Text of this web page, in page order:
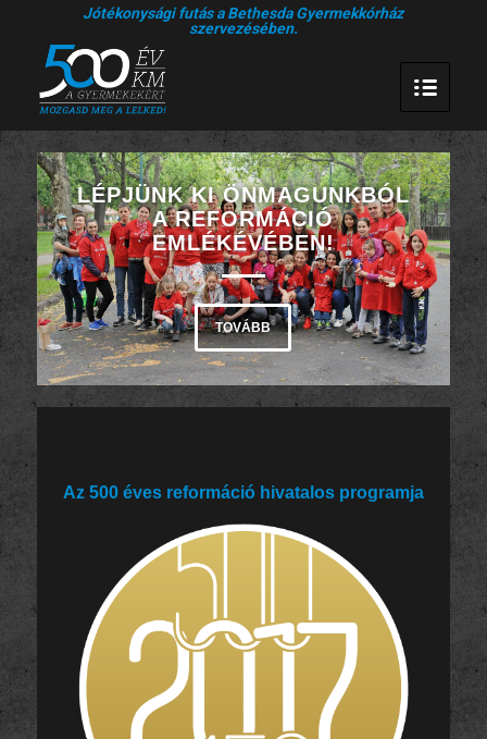
Jótékonysági futás a Bethesda Gyermekkórház
szervezésében.
LÉPJÜNK KI ÖNMAGUNKBÓL
A REFORMÁCIÓ
EMLÉKÉVÉBEN!
TOVÁBB
Az 500 éves reformáció hivatalos programja